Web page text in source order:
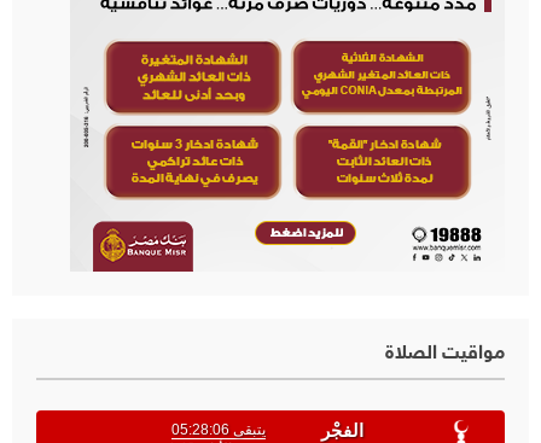
مواقيت الصلاة